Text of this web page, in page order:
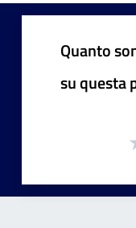
Quanto
su questa